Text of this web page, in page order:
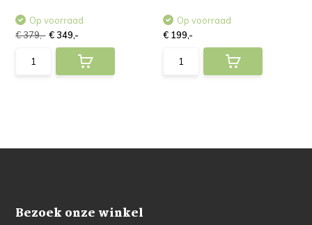
Op voorraad
€ 379,- € 349,-
Op voorraad
€ 199,-
Bezoek onze winkel